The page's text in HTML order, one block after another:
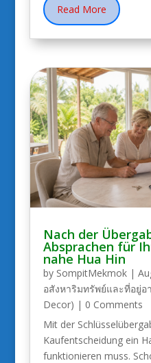
Read More
Nach der
Absprachen für
nahe Hua Hin
by SompitMekmok|
อสังหาริมทรัพย์และที่อยู่อ
Decor) | 0 Comments
Mit der
Kaufentscheidung ein
funktionieren muss.